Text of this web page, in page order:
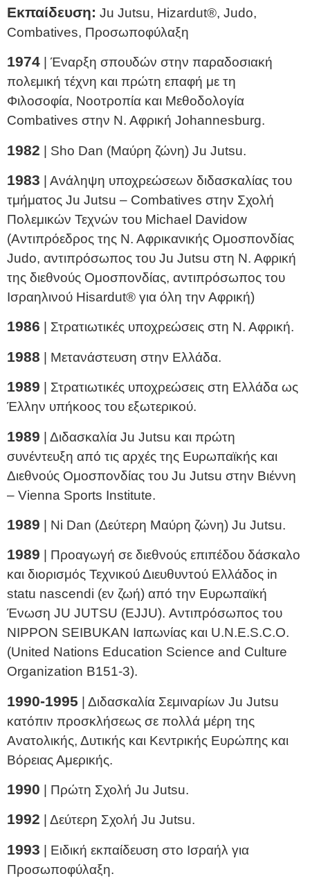
Εκπαίδευση: Ju Jutsu, Hizardut®, Judo,
Combatives, Προσωποφύλαξη
1974 | Έναρξη σπουδών στην παραδοσιακή
πολεμική τέχνη και πρώτη επαφή με τη
Φιλοσοφία, Νοοτροπία και Μεθοδολογία
Combatives στην Ν. Αφρική Johannesburg.
1982 | Sho Dan (Μαύρη ζώνη) Ju Jutsu.
1983 | Ανάληψη υποχρεώσεων διδασκαλίας του
τμήματος Ju Jutsu – Combatives στην Σχολή
Πολεμικών Τεχνών του Michael Davidow
(Αντιπρόεδρος της Ν. Αφρικανικής Ομοσπονδίας
Judo, αντιπρόσωπος του Ju Jutsu στη Ν. Αφρική
της διεθνούς Ομοσπονδίας, αντιπρόσωπος του
Ισραηλινού Hisardut® για όλη την Αφρική)
1986 | Στρατιωτικές υποχρεώσεις στη Ν. Αφρική.
1988 | Μετανάστευση στην Ελλάδα.
1989 | Στρατιωτικές υποχρεώσεις στη Ελλάδα ως
Έλλην υπήκοος του εξωτερικού.
1989 | Διδασκαλία Ju Jutsu και πρώτη
συνέντευξη από τις αρχές της Ευρωπαϊκής και
Διεθνούς Ομοσπονδίας του Ju Jutsu στην Βιέννη
– Vienna Sports Institute.
1989 | Νi Dan (Δεύτερη Μαύρη ζώνη) Ju Jutsu.
1989 | Προαγωγή σε διεθνούς επιπέδου δάσκαλο
και διορισμός Τεχνικού Διευθυντού Ελλάδος in
statu nascendi (εν ζωή) από την Ευρωπαϊκή
Ένωση JU JUTSU (EJJU). Αντιπρόσωπος του
NIPPON SEIBUKAN Ιαπωνίας και U.N.E.S.C.O.
(United Nations Education Science and Culture
Organization Β151-3).
1990-1995 | Διδασκαλία Σεμιναρίων Ju Jutsu
κατόπιν προσκλήσεως σε πολλά μέρη της
Ανατολικής, Δυτικής και Κεντρικής Ευρώπης και
Βόρειας Αμερικής.
1990 | Πρώτη Σχολή Ju Jutsu.
1992 | Δεύτερη Σχολή Ju Jutsu.
1993 | Ειδική εκπαίδευση στο Ισραήλ για
Προσωποφύλαξη.